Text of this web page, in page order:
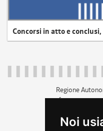
Noi
Concorsi in atto e
Regione
c.f.
+39